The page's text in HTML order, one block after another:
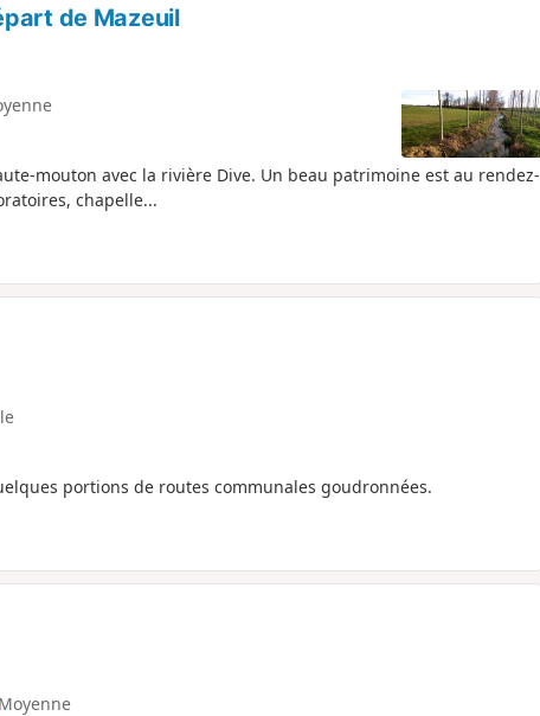
de Mazeuil
mouton avec la rivière Dive. Un beau patrimoine est au rendez-
chapelle...
portions de routes communales goudronnées.
Moyenne